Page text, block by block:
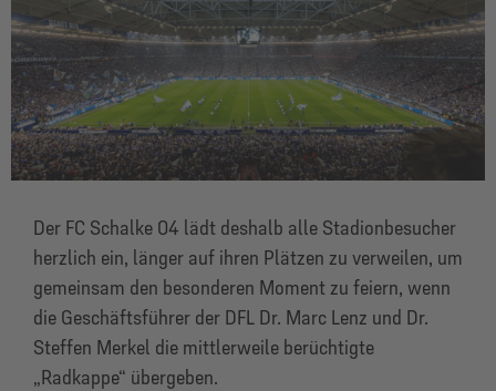
Der FC Schalke 04 lädt deshalb alle Stadionbesucher
herzlich ein, länger auf ihren Plätzen zu verweilen, um
gemeinsam den besonderen Moment zu feiern, wenn
die Geschäftsführer der DFL Dr. Marc Lenz und Dr.
Steffen Merkel die mittlerweile berüchtigte
„Radkappe“ übergeben.